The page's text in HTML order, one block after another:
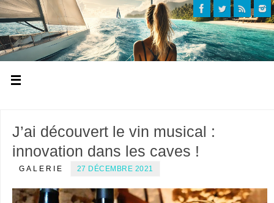
J’ai découvert le vin musical :
innovation dans les caves !
GALERIE 27 DÉCEMBRE 2021